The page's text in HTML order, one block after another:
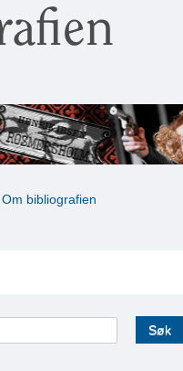
Om bibliografien
Søk